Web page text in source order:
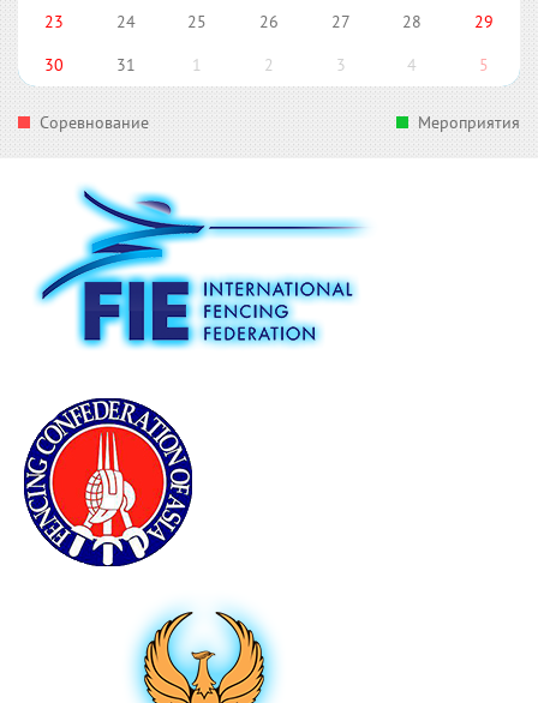
23
24 25 26 27 28
29
30
31 1 2 3 4 5
Соревнование Мероприятия